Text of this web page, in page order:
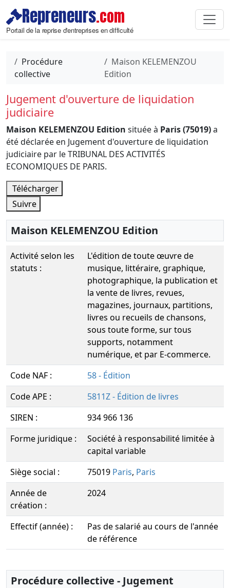
Repreneurs.com
Portail de la reprise d'entreprises en difficulté
Procédure
collective
Maison KELEMENZOU
Edition
Jugement d'ouverture de liquidation
judiciaire
Maison KELEMENZOU Edition située à Paris (75019)a
été déclarée en Jugement d'ouverture de liquidation
judiciaire par le TRIBUNAL DES ACTIVITÉS
ECONOMIQUES DE PARIS.
Télécharger
Suivre
Maison KELEMENZOU Edition
Activité selon les
statuts :
L'édition de toute œuvre de
musique, littéraire, graphique,
photographique, la publication et
la vente de livres, revues,
magazines, journaux, partitions,
livres ou recueils de chansons,
sous toute forme, sur tous
supports, notamment
numérique, et par E-commerce.
Code NAF :
58 - Édition
Code APE :
5811Z - Édition de livres
SIREN :
934 966 136
Forme juridique :
Société à responsabilité limitée à
capital variable
Siège social :
75019 Paris, Paris
Année de
création :
2024
Effectif (année) :
Pas de salarié au cours de l'année
de référence
Procédure collective - Jugement